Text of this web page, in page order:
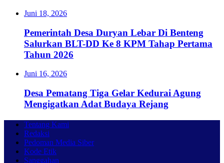
Juni 18, 2026
Pemerintah Desa Duryan Lebar Di Benteng
Salurkan BLT-DD Ke 8 KPM Tahap Pertama
Tahun 2026
Juni 16, 2026
Desa Pematang Tiga Gelar Kedurai Agung
Mengigatkan Adat Budaya Rejang
Tentang Kami
Redaksi
Pedoman Media Siber
Kode Etik
Sanggahan